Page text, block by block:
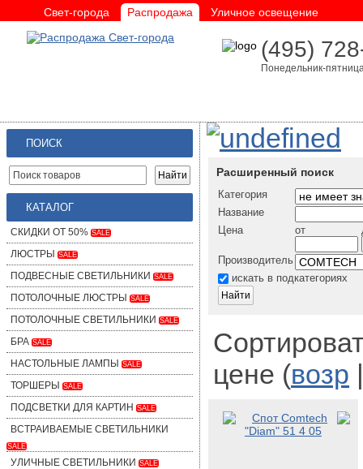
Свет-города Распродажа Уличное освещение
(495)
Понедельник-
ПОИСК
КАТАЛОГ
СКИДКИ ОТ 50% SALE
ЛЮСТРЫ SALE
ПОДВЕСНЫЕ СВЕТИЛЬНИКИ SALE
ПОТОЛОЧНЫЕ ЛЮСТРЫ SALE
ПОТОЛОЧНЫЕ СВЕТИЛЬНИКИ SALE
БРА SALE
НАСТОЛЬНЫЕ ЛАМПЫ SALE
ТОРШЕРЫ SALE
ПОДСВЕТКИ ДЛЯ КАРТИН SALE
ВСТРАИВАЕМЫЕ СВЕТИЛЬНИКИ
SALE
УЛИЧНЫЕ СВЕТИЛЬНИКИ SALE
Расширенный поиск
Категория
Название
Цена
от
Производитель
искать в подкатегориях
цене (возр